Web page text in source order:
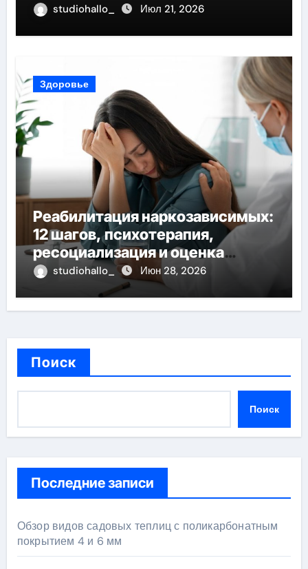
studiohallo_ Июл 21, 2026
Здоровье
Реабилитация наркозависимых:
12 шагов, психотерапия,
ресоциализация и оценка
долгосрочных результатов при
анонимном лечении
studiohallo_ Июн 28, 2026
Поиск
Поиск
Последние записи
Обзор видов садовых теплиц с поликарбонатным
покрытием 4 и 6 мм